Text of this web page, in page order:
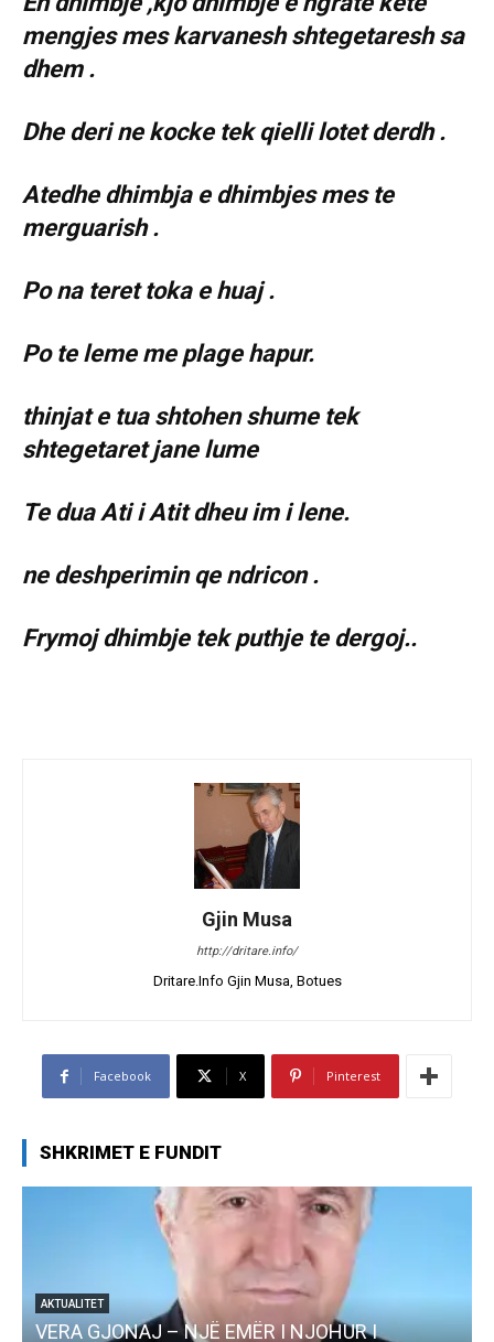
mengjes mes karvanesh shtegetaresh sa
dhem .
Dhe deri ne kocke tek qielli lotet derdh .
Atedhe dhimbja e dhimbjes mes te
merguarish .
Po na teret toka e huaj .
Po te leme me plage hapur.
thinjat e tua shtohen shume tek
shtegetaret jane lume
Te dua Ati i Atit dheu im i lene.
ne deshperimin qe ndricon .
Frymoj dhimbje tek puthje te dergoj..
Gjin Musa
http://dritare.info/
Dritare.Info Gjin Musa, Botues
Facebook X Pinterest
SHKRIMET E FUNDIT
AKTUALITET